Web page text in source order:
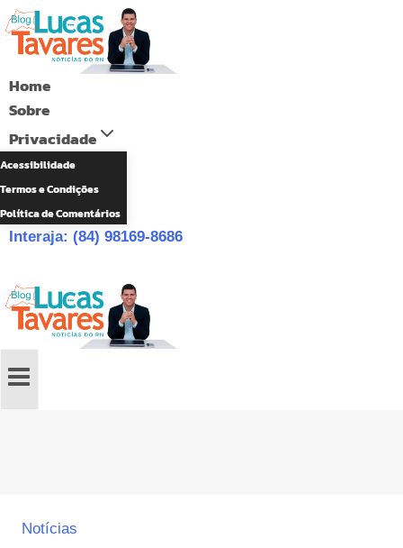
Pular
para
Conteúdo
Home
Sobre
Privacidade
Acessibilidade
Termos e Condições
Política de Comentários
Interaja: (84) 98169-8686
Notícias